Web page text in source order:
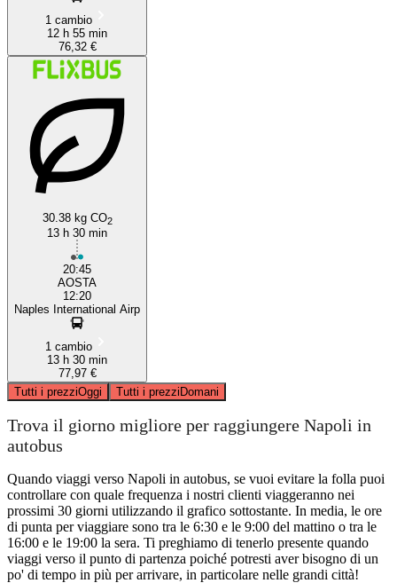
1 cambio
12 h 55 min
76,32 €
30.38 kg CO2
13 h 30 min
20:45
AOSTA
12:20
Naples International Airp
1 cambio
13 h 30 min
77,97 €
Tutti i prezziOggi Tutti i prezziDomani
Trova il giorno migliore per raggiungere Napoli in
autobus
Quando viaggi verso Napoli in autobus, se vuoi evitare la folla puoi
controllare con quale frequenza i nostri clienti viaggeranno nei
prossimi 30 giorni utilizzando il grafico sottostante. In media, le ore
di punta per viaggiare sono tra le 6:30 e le 9:00 del mattino o tra le
16:00 e le 19:00 la sera. Ti preghiamo di tenerlo presente quando
viaggi verso il punto di partenza poiché potresti aver bisogno di un
po' di tempo in più per arrivare, in particolare nelle grandi città!